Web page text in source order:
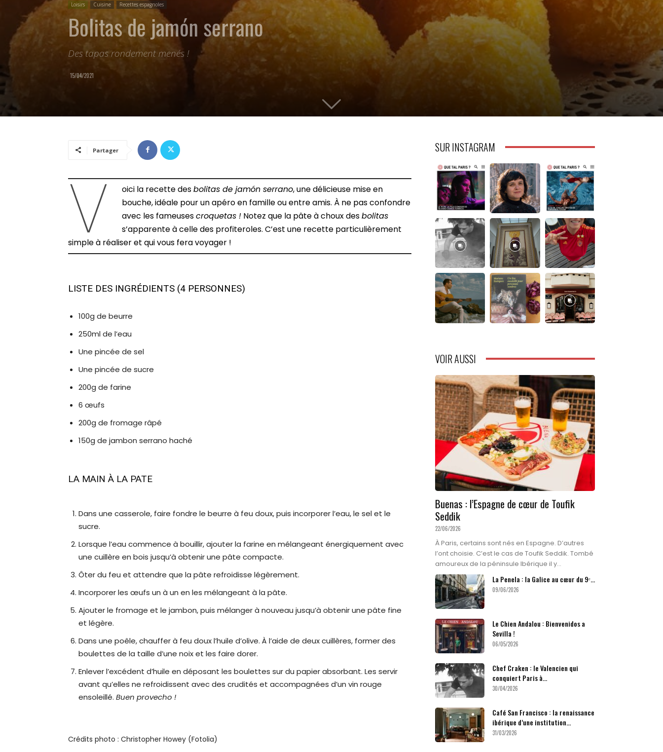
Loisirs Cuisine Recettes espagnoles
Bolitas de jamón serrano
Des tapas rondement menés !
15/04/2021
Partager
V oici la recette desbolitas de jamón serrano, une délicieuse mise en
bouche, idéale pour un apéro en famille ou entre amis. À ne pas confondre
avec les fameusescroquetas ! Notez que la pâte à choux desbolitas
s’apparente à celle des profiteroles. C’est une recette particulièrement
simple à réaliser et qui vous fera voyager !
LISTE DES INGRÉDIENTS (4 PERSONNES)
100g de beurre
250ml de l’eau
Une pincée de sel
Une pincée de sucre
200g de farine
6 œufs
200g de fromage râpé
150g de jambon serrano haché
LA MAIN À LA PATE
Dans une casserole, faire fondre le beurre à feu doux, puis incorporer l’eau, le sel et le
sucre.
Lorsque l’eau commence à bouillir, ajouter la farine en mélangeant énergiquement avec
une cuillère en bois jusqu’à obtenir une pâte compacte.
Ôter du feu et attendre que la pâte refroidisse légèrement.
Incorporer les œufs un à un en les mélangeant à la pâte.
Ajouter le fromage et le jambon, puis mélanger à nouveau jusqu’à obtenir une pâte fine
et légère.
Dans une poêle, chauffer à feu doux l’huile d’olive. À l’aide de deux cuillères, former des
boulettes de la taille d’une noix et les faire dorer.
Enlever l’excédent d’huile en déposant les boulettes sur du papier absorbant. Les servir
avant qu’elles ne refroidissent avec des crudités et accompagnées d’un vin rouge
ensoleillé. Buen provecho !
Crédits photo : Christopher Howey (Fotolia)
SUR INSTAGRAM
VOIR AUSSI
Buenas : l’Espagne de cœur de Toufik
Seddik
22/06/2026
À Paris, certains sont nés en Espagne. D’autres
l’ont choisie. C’est le cas de Toufik Seddik. Tombé
amoureux de la péninsule Ibérique il y...
La Penela : la Galice au cœur du 9ᵉ...
09/06/2026
Le Chien Andalou : Bienvenidos a
Sevilla !
06/05/2026
Chef Craken : le Valencien qui
conquiert Paris à...
30/04/2026
Café San Francisco : la renaissance
ibérique d’une institution...
31/03/2026